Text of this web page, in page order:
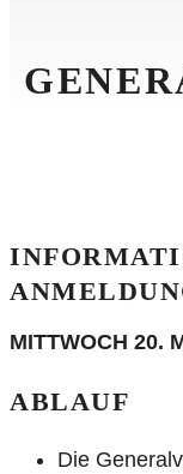
MITTWOCH 20.
ABLAUF
Die